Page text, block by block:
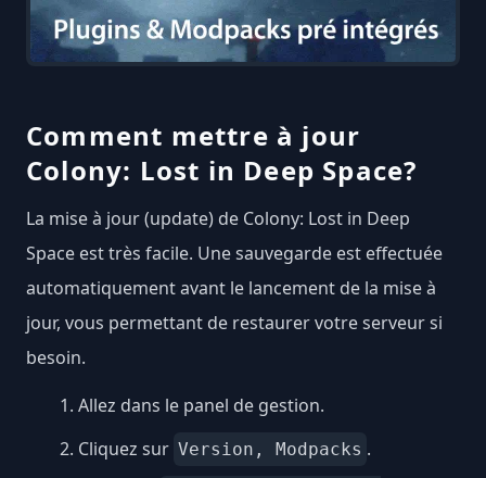
Comment mettre à jour
Colony: Lost in Deep Space?
La mise à jour (update) de Colony: Lost in Deep
Space est très facile. Une sauvegarde est effectuée
automatiquement avant le lancement de la mise à
jour, vous permettant de restaurer votre serveur si
besoin.
Allez dans le panel de gestion.
Cliquez sur Version, Modpacks .